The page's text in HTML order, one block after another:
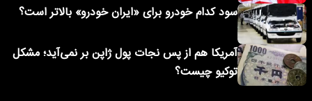
سود کدام خودرو برای «ایران خودرو» بالاتر است؟
آمریکا هم از پس نجات پول ژاپن بر نمی‌آید؛ مشکل
توکیو چیست؟